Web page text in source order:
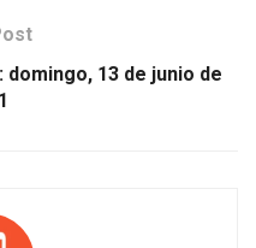
13 de junio de